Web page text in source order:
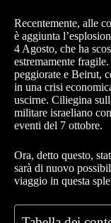
Recentemente, alle
è aggiunta
4 Agosto, che ha
estremamente
peggiorate e Beirut,
in una crisi
uscirne. Ciliegina
militare israeliano
eventi del 7 ottobre.
Ora, detto questo,
sarà di nuovo
viaggio in questa